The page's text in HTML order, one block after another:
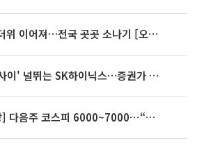
35도 안팎 무더위 이어져…전국 곳곳 소나기 [오늘 날씨]
'불안과 기대 사이' 널뛰는 SK하이닉스…증권가 "HBM4·LTA 기반 펀터멘털 견고"
[주간증시전망] 다음주 코스피 6000~7000⋯“外人 수급은 정책이 변수”